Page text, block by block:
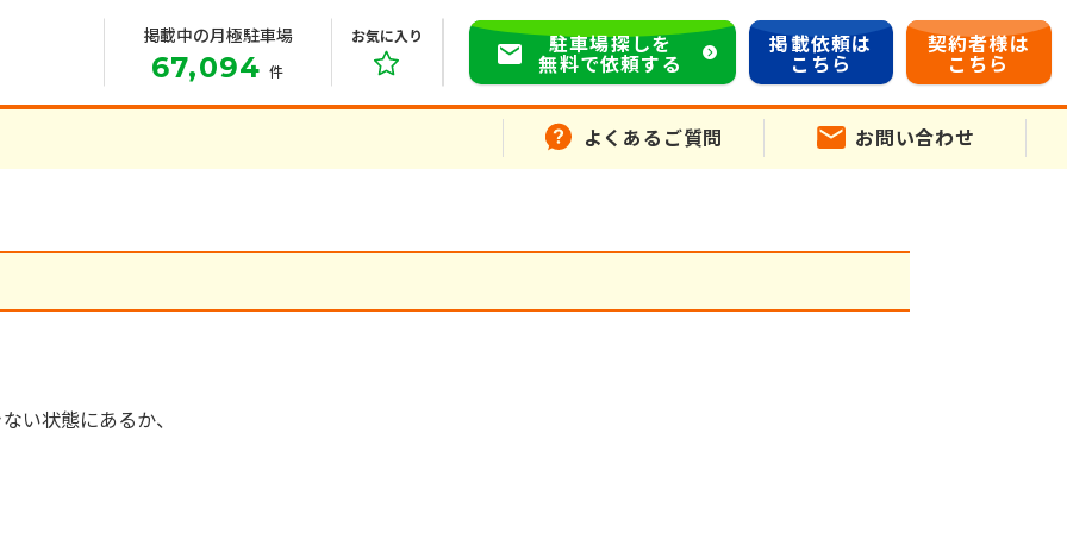
掲載中の月極駐車場
67,094 件
お気に入り 駐車場探しを
無料で依頼する
掲載依頼は
こちら
契約者様は
こちら
よくあるご質問 お問い合わせ
い状態にあるか、